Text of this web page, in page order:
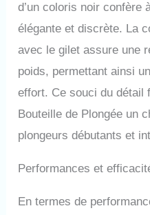
à
d’un coloris noir confère
élégante et discrète. La
avec le gilet assure une
poids, permettant ainsi
effort. Ce souci du détail
Bouteille de Plongée un
plongeurs débutants et
Performances et
En termes de